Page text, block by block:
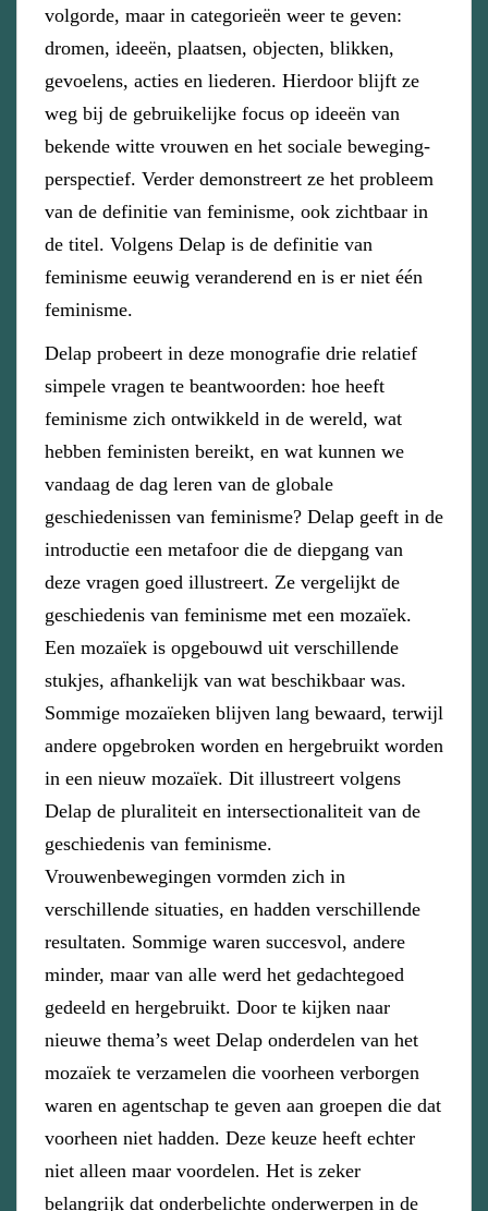
volgorde, maar in categorieën weer te geven:
dromen, ideeën, plaatsen, objecten, blikken,
gevoelens, acties en liederen. Hierdoor blijft ze
weg bij de gebruikelijke focus op ideeën van
bekende witte vrouwen en het sociale beweging-
perspectief. Verder demonstreert ze het probleem
van de definitie van feminisme, ook zichtbaar in
de titel. Volgens Delap is de definitie van
feminisme eeuwig veranderend en is er niet één
feminisme.
Delap probeert in deze monografie drie relatief
simpele vragen te beantwoorden: hoe heeft
feminisme zich ontwikkeld in de wereld, wat
hebben feministen bereikt, en wat kunnen we
vandaag de dag leren van de globale
geschiedenissen van feminisme? Delap geeft in de
introductie een metafoor die de diepgang van
deze vragen goed illustreert. Ze vergelijkt de
geschiedenis van feminisme met een mozaïek.
Een mozaïek is opgebouwd uit verschillende
stukjes, afhankelijk van wat beschikbaar was.
Sommige mozaïeken blijven lang bewaard, terwijl
andere opgebroken worden en hergebruikt worden
in een nieuw mozaïek. Dit illustreert volgens
Delap de pluraliteit en intersectionaliteit van de
geschiedenis van feminisme.
Vrouwenbewegingen vormden zich in
verschillende situaties, en hadden verschillende
resultaten. Sommige waren succesvol, andere
minder, maar van alle werd het gedachtegoed
gedeeld en hergebruikt. Door te kijken naar
nieuwe thema’s weet Delap onderdelen van het
mozaïek te verzamelen die voorheen verborgen
waren en agentschap te geven aan groepen die dat
voorheen niet hadden. Deze keuze heeft echter
niet alleen maar voordelen. Het is zeker
belangrijk dat onderbelichte onderwerpen in de